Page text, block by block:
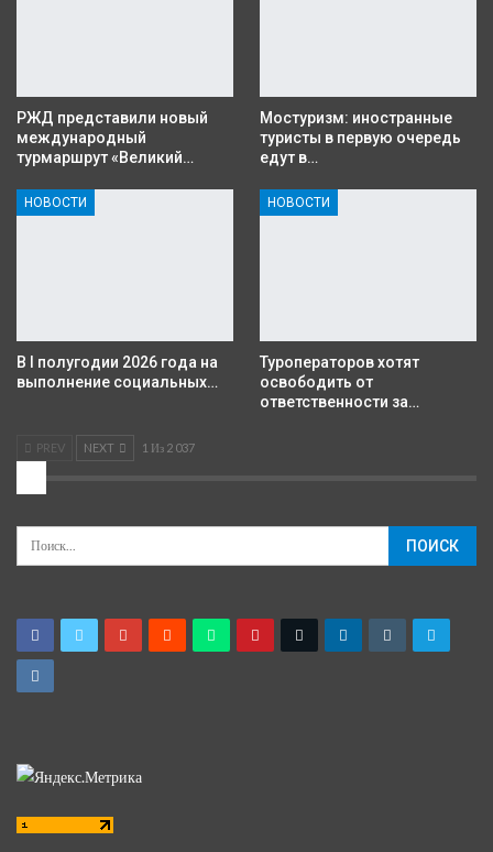
РЖД представили новый
международный
турмаршрут «Великий…
Мостуризм: иностранные
туристы в первую очередь
едут в…
НОВОСТИ
В I полугодии 2026 года на
выполнение социальных…
НОВОСТИ
Туроператоров хотят
освободить от
ответственности за…
PREV NEXT 1 Из 2 037